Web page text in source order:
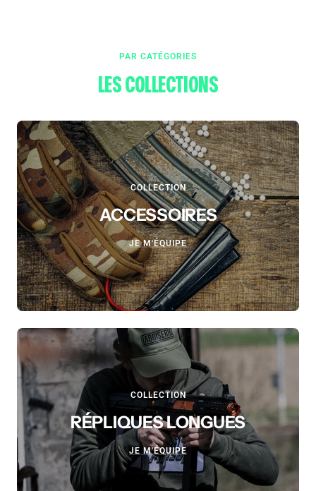
PAR CATÉGORIES
LES COLLECTIONS
COLLECTION
ACCESSOIRES
JE M'ÉQUIPE
COLLECTION
RÉPLIQUES LONGUES
JE M'ÉQUIPE